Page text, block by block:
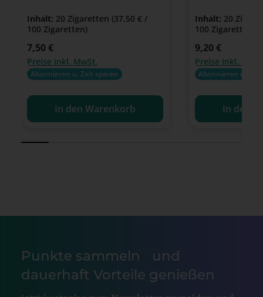
Inhalt: 20 Zigaretten (37,50 € /
100 Zigaretten)
Regulärer Preis:
7,50 €
Preise inkl. MwSt.
Abonnieren u. Zeit sparen
In den Warenkorb
Inhalt: 20
100 Zigaretten)
Regulärer Preis:
9,20 €
Preise inkl.
Abonnieren u.
In den
Punkte sammeln und
dauerhaft Vorteile genießen